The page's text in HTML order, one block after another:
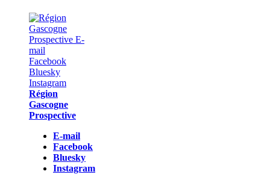
Région
Gascogne
Prospective
E-mail
Facebook
Bluesky
Instagram